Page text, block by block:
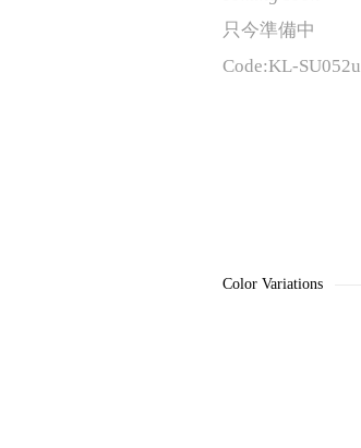
只今準備中
Code:KL-SU052u
Color Variations